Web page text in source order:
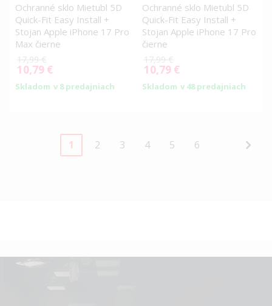
Ochranné sklo Mietubl 5D
Quick-Fit Easy Install +
Stojan Apple iPhone 17 Pro
Max čierne
17,99 €
Special
Price
10,79 €
Skladom v 8 predajniach
Ochranné sklo Mietubl 5D
Quick-Fit Easy Install +
Stojan Apple iPhone 17 Pro
čierne
17,99 €
Special
Price
10,79 €
Skladom v 48 predajniach
Page
You're
1 Page
2 Page
3 Page
4 Page
5 Page
6